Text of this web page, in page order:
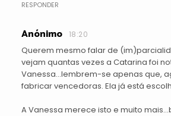
RESPONDER
Anónimo 18:20
Querem mesmo falar de
vejam quantas vezes a Catarina foi
Vanessa...lembrem-se apenas que,
fabricar vencedoras. Ela já está
A Vanessa merece isto e muito